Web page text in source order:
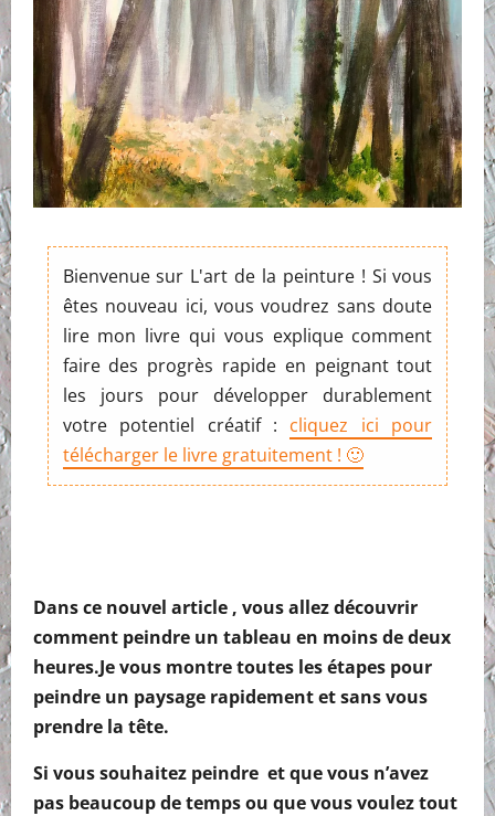
Bienvenue sur L'art de la peinture ! Si vous
êtes nouveau ici, vous voudrez sans doute
lire mon livre qui vous explique comment
faire des progrès rapide en peignant tout
les jours pour développer durablement
votre potentiel créatif : cliquez ici pour
télécharger le livre gratuitement ! 🙂
Dans ce nouvel article , vous allez découvrir
comment peindre un tableau en moins de deux
heures.Je vous montre toutes les étapes pour
peindre un paysage rapidement et sans vous
prendre la tête.
Si vous souhaitez peindre et que vous n’avez
pas beaucoup de temps ou que vous voulez tout